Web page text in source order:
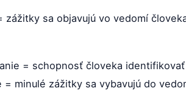
zážitky sa objavujú vo vedomí
= schopnosť človeka
= minulé zážitky sa vybavujú do